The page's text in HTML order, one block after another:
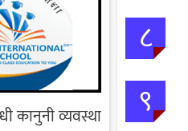
कानुनी व्यवस्था
८
९